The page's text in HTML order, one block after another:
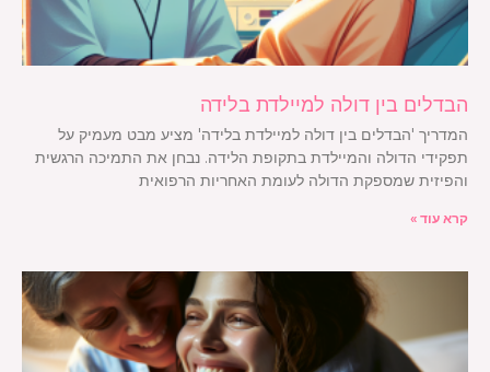
הבדלים בין דולה למיילדת בלידה
המדריך 'הבדלים בין דולה למיילדת בלידה' מציע מבט מעמיק על
תפקידי הדולה והמיילדת בתקופת הלידה. נבחן את התמיכה הרגשית
והפיזית שמספקת הדולה לעומת האחריות הרפואית
קרא עוד »